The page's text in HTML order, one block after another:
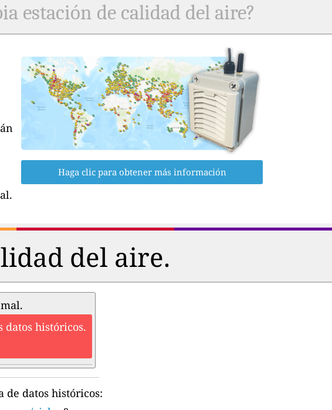
estación de calidad del aire?
Haga clic para obtener más información
del aire.
históricos.
datos históricos: